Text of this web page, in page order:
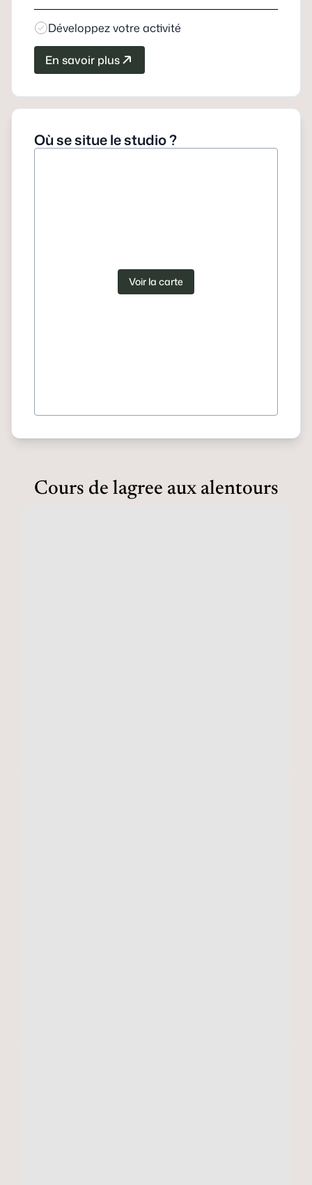
Développez votre activité
En savoir plus
Où se situe le studio ?
Voir la carte
Cours de lagree aux alentours